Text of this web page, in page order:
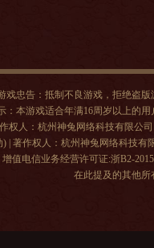
戏忠告：抵制不良游戏，拒绝盗
：本游戏适合年满16周岁以上的
权人：杭州神兔网络科技有限公
| 著作权人：杭州神兔网络科技有
增值电信业务经营许可证:浙B2-
在此提及的其他